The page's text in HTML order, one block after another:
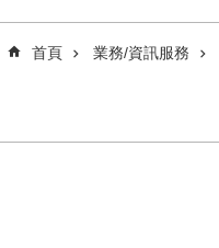
首頁 業務/資訊服務